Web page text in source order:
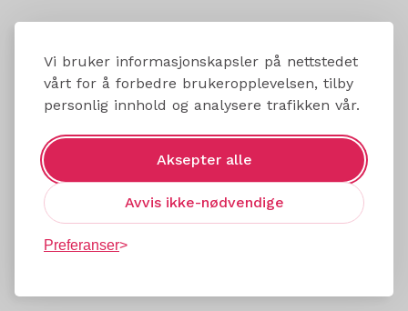
Vi bruker informasjonskapsler på nettstedet
vårt for å forbedre brukeropplevelsen, tilby
personlig innhold og analysere trafikken vår.
Aksepter alle
Avvis ikke-nødvendige
Preferanser